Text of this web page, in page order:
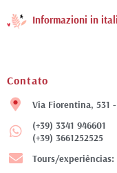
Informazioni in
Contato
Via Fiorentina, 531
(+39) 3341 946601
(+39) 3661252525
Tours/